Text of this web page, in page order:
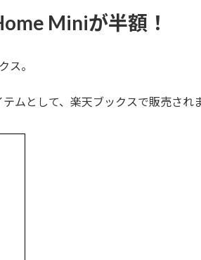
Miniが半額！
ス。
ムとして、楽天ブックスで販売されま